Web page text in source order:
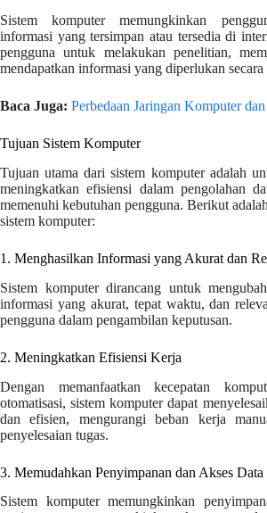
Sistem komputer memungkinkan
informasi yang tersimpan atau tersedia di
pengguna untuk melakukan penelitian,
mendapatkan informasi yang diperlukan secara
Baca Juga: Perbedaan Jaringan Komputer
Tujuan Sistem Komputer
Tujuan utama dari sistem komputer adalah
meningkatkan efisiensi dalam pengolahan
memenuhi kebutuhan pengguna. Berikut
sistem komputer:
1. Menghasilkan Informasi yang Akurat dan
Sistem komputer dirancang untuk
informasi yang akurat, tepat waktu, dan
pengguna dalam pengambilan keputusan.
2. Meningkatkan Efisiensi Kerja
Dengan memanfaatkan kecepatan
otomatisasi, sistem komputer dapat
dan efisien, mengurangi beban kerja
penyelesaian tugas.
3. Memudahkan Penyimpanan dan Akses Data
Sistem komputer memungkinkan